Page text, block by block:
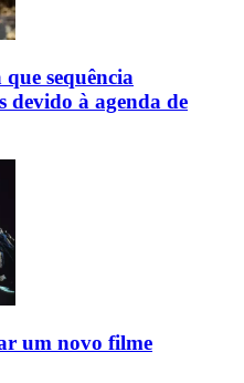
sequência
devido à agenda de
um novo filme